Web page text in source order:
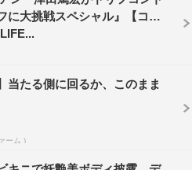
に大挑戦スペシャル』【コメ
当たる側に回るか、このまま
ーム )